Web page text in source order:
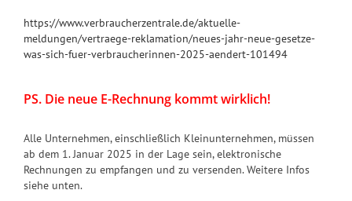
https://www.verbraucherzentrale.de/aktuelle-
meldungen/vertraege-reklamation/neues-jahr-neue-gesetze-
was-sich-fuer-verbraucherinnen-2025-aendert-101494
PS. Die neue E-Rechnung kommt wirklich!
Alle Unternehmen, einschließlich Kleinunternehmen, müssen
ab dem 1. Januar 2025 in der Lage sein, elektronische
Rechnungen zu empfangen und zu versenden. Weitere Infos
siehe unten.